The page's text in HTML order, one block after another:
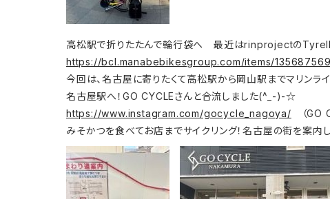
高松駅で折りたたんで輪行袋へ 最近はrinprojectのTyrell
https://bcl.manabebikesgroup.com/items/135687569
今回は、名古屋に寄りたくて高松駅から岡山駅までマリンラ
名古屋駅へ！GO CYCLEさんと合流しました(^_-)-☆
https://www.instagram.com/gocycle_nagoya/ （GO
みそかつを食べてお店までサイクリング！名古屋の街を案内し